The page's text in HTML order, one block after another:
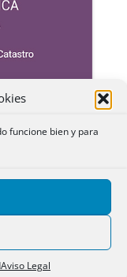
funcione bien y para
Aviso Legal